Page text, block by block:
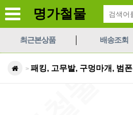
명가철물
최근본상품 배송조회
> 패킹, 고무발, 구멍마개, 범폰